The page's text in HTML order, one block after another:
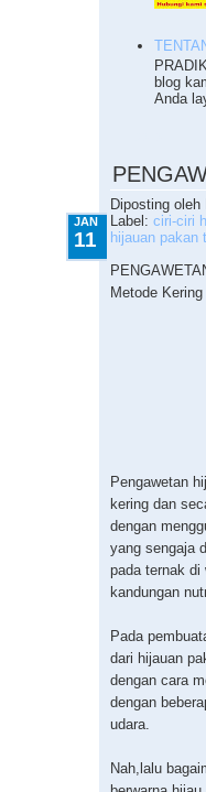
blog
Anda
Diposting oleh
JAN
11
Label: ciri-ciri
hijauan pakan
Metode
Pengawetan
kering dan
dengan
yang sengaja
pada ternak di
kandungan
Pada
dari hijauan
dengan cara
dengan
udara.
Nah,lalu